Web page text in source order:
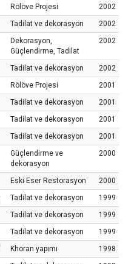
Rölöve Projesi
2002
Tadilat ve dekorasyon
2002
Dekorasyon,
Güçlendirme, Tadilat
2002
Tadilat ve dekorasyon
2002
Rölöve Projesi
2001
Tadilat ve dekorasyon
2001
Tadilat ve dekorasyon
2001
Tadilat ve dekorasyon
2001
Güçlendirme ve
dekorasyon
2000
Eski Eser Restorasyon
2000
Tadilat ve dekorasyon
1999
Tadilat ve dekorasyon
1999
Tadilat ve dekorasyon
1999
Khoran yapımı
1998